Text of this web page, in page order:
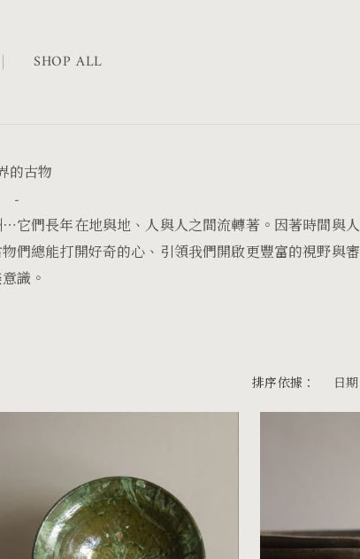
SHOP ALL
的古物
-
它們長年在地與地、人與人之間流轉著。因著時間與人
們總能打開好奇的心、引領我們開啟更豐富的視野與審
識。
排序依據：